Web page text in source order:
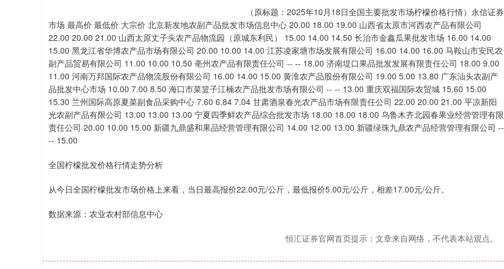
（原标题：2025年10月18日全国主要批发市场柠檬价格行情）永信证券
市场 最高价 最低价 大宗价 北京新发地农副产品批发市场信息中心 20.00 18.00 19.00 山西省太原市河西农产品有限公司
22.00 20.00 21.00 山西太原丈子头农产品物流园（原城东利民） 15.00 14.00 14.50 长治市金鑫瓜果批发市场 16.00 14.00
15.00 黑龙江省华博农产品市场有限公司 20.00 10.00 14.00 江苏凌家塘市场发展有限公司 16.00 14.00 16.00 马鞍山市安民农
副产品贸易有限公司 11.00 10.00 10.50 亳州农产品有限责任公司 -- -- 18.00 济南堤口果品批发发展有限责任公司 18.00 9.00
11.00 河南万邦国际农产品物流股份有限公司 16.00 14.00 15.00 黄淮农产品股份有限公司 19.00 5.00 13.80 广东汕头农副产
品批发中心市场 10.00 7.00 8.50 海口市菜篮子江楠农产品批发市场有限公司 -- -- 13.00 重庆双福国际农贸城 15.60 15.00
15.30 兰州国际高原夏菜副食品采购中心 7.60 6.84 7.04 甘肃酒泉春光农产品市场有限责任公司 22.00 20.00 21.00 平凉新阳
光农副产品有限公司 13.00 13.00 13.00 宁夏四季鲜农产品综合批发市场 18.00 18.00 18.00 乌鲁木齐北园春果业经营管理有限
责任公司 20.00 10.00 15.00 新疆九鼎盛和果品经营管理有限公司 14.00 12.00 13.00 新疆绿珠九鼎农产品经营管理有限公司 --
-- 15.00
全国柠檬批发价格行情走势分析
从今日全国柠檬批发市场价格上来看，当日最高报价22.00元/公斤，最低报价5.00元/公斤，相差17.00元/公斤。
数据来源：农业农村部信息中心
恒汇证券官网首页提示：文章来自网络，不代表本站观点。